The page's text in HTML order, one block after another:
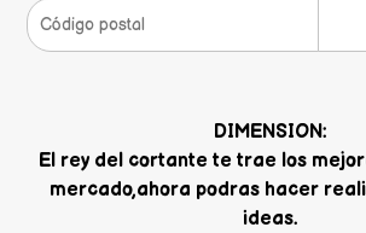
DIMENSION:
El rey del cortante te trae los
mercado,ahora podras hacer
ideas.